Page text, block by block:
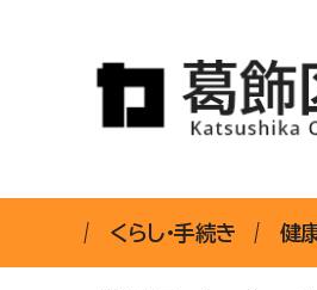
くらし・手続き 健